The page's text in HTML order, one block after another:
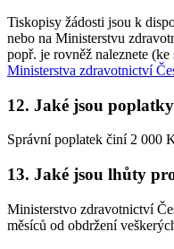
Tiskopisy žádosti jsou k
nebo na Ministerstvu
popř. je rovněž naleznete (ke
Ministerstva zdravotnictví
12. Jaké jsou
Správní poplatek činí 2 000
13. Jaké jsou lhůty
Ministerstvo zdravotnictví
měsíců od obdržení